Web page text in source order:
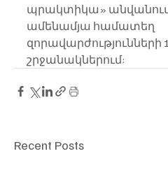
պրակտիկա»
ամենամյա համատեղ
շրջանակներում:
Recent Posts